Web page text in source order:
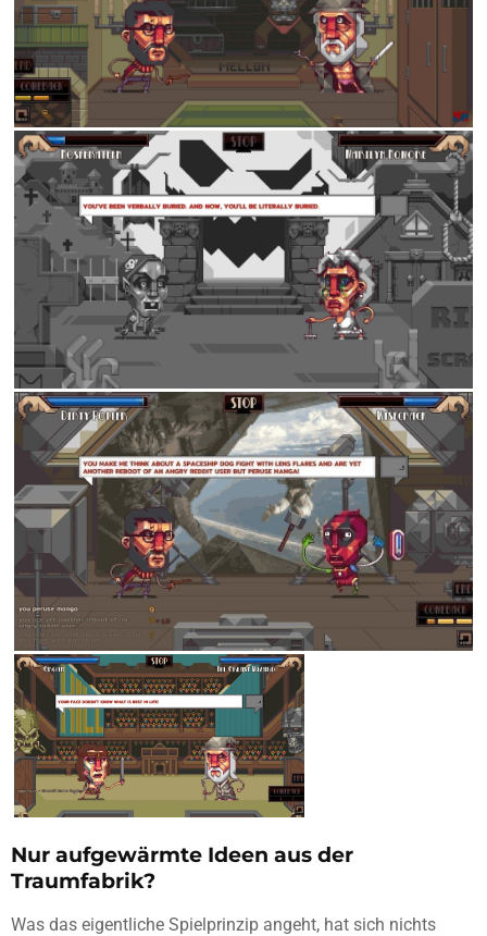
Nur aufgewärmte Ideen aus der
Traumfabrik?
Was das eigentliche Spielprinzip angeht, hat sich nichts